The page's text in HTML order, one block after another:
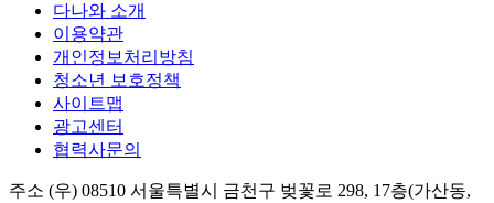
다나와 소개
이용약관
개인정보처리방침
청소년 보호정책
사이트맵
광고센터
협력사문의
주소 (우) 08510 서울특별시 금천구 벚꽃로 298, 17층(가산동,